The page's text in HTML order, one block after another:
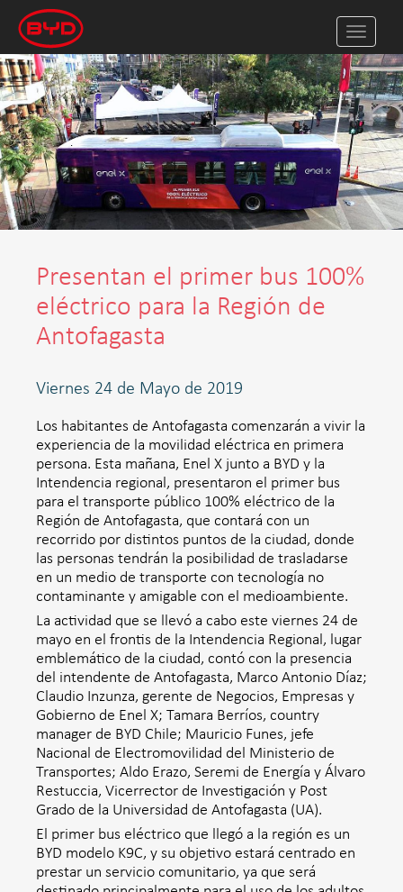
Toggle
Presentan el primer bus 100%
eléctrico para la Región de
Antofagasta
Viernes 24 de Mayo de 2019
Los habitantes de Antofagasta comenzarán a vivir la
experiencia de la movilidad eléctrica en primera
persona. Esta mañana, Enel X junto a BYD y la
Intendencia regional, presentaron el primer bus
para el transporte público 100% eléctrico de la
Región de Antofagasta, que contará con un
recorrido por distintos puntos de la ciudad, donde
las personas tendrán la posibilidad de trasladarse
en un medio de transporte con tecnología no
contaminante y amigable con el medioambiente.
La actividad que se llevó a cabo este viernes 24 de
mayo en el frontis de la Intendencia Regional, lugar
emblemático de la ciudad, contó con la presencia
del intendente de Antofagasta, Marco Antonio Díaz;
Claudio Inzunza, gerente de Negocios, Empresas y
Gobierno de Enel X; Tamara Berríos, country
manager de BYD Chile; Mauricio Funes, jefe
Nacional de Electromovilidad del Ministerio de
Transportes; Aldo Erazo, Seremi de Energía y Álvaro
Restuccia, Vicerrector de Investigación y Post
Grado de la Universidad de Antofagasta (UA).
El primer bus eléctrico que llegó a la región es un
BYD modelo K9C, y su objetivo estará centrado en
prestar un servicio comunitario, ya que será